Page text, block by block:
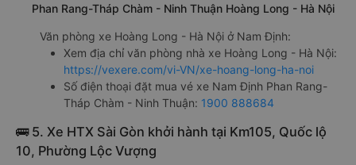
Phan Rang-Tháp Chàm - Ninh Thuận Hoàng Long - Hà Nội
Văn phòng xe Hoàng Long - Hà Nội ở Nam Định:
Xem địa chỉ văn phòng nhà xe Hoàng Long - Hà Nội:
https://vexere.com/vi-VN/xe-hoang-long-ha-noi
Số điện thoại đặt mua vé xe Nam Định Phan Rang-
Tháp Chàm - Ninh Thuận: 1900 888684
🚌 5. Xe HTX Sài Gòn khởi hành tại Km105, Quốc lộ
10, Phường Lộc Vượng